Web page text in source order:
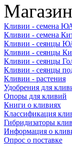
Кливии - семена
Кливии - семена
Кливии - сеянцы
Кливии - сеянцы
Кливии - сеянцы
Кливии - сеянцы
Кливии - растения
Удобрения для
Опоры для кливий
Книги о кливиях
Классификация
Гибридизаторы
Информация о
Опрос о поставке